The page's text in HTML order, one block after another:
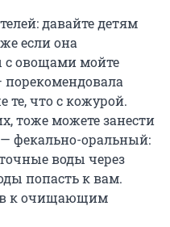
давайте детям
если она
с овощами мойте
те, что с кожурой.
тоже можете занести
фекально-оральный:
воды через
попасть к вам.
к очищающим